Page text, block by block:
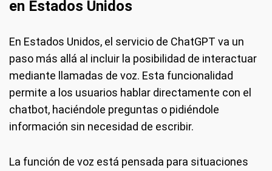
en Estados Unidos
En Estados Unidos, el servicio de ChatGPT va un
paso más allá al incluir la posibilidad de interactuar
mediante llamadas de voz. Esta funcionalidad
permite a los usuarios hablar directamente con el
chatbot, haciéndole preguntas o pidiéndole
información sin necesidad de escribir.
La función de voz está pensada para situaciones